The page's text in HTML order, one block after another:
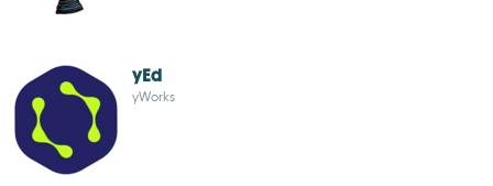
yEd
yWorks